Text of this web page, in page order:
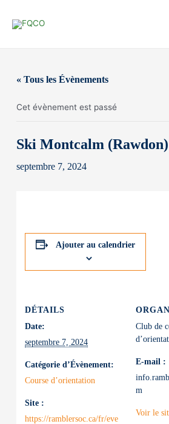
contenu
« Tous les Évènements
Cet évènement est passé
Ski Montcalm (Rawdon)
septembre 7, 2024
Ajouter au calendrier
DÉTAILS
Date:
septembre 7, 2024
Catégorie d’Évènement:
Course d’orientation
Site :
https://ramblersoc.ca/fr/eve
Club de
E-mail :
m
Voir le